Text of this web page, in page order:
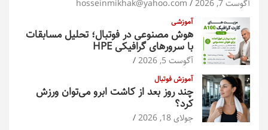
آگوست 7, 2026 hosseinmikhak@yahoo.com
آموزشی
هوش مصنوعی در فوتبال؛ تحلیل مسابقات
با سرورهای گرافیکی HPE
آگوست 5, 2026
آموزش فوتبال
چند روز بعد از کاشت ابرو می‌توان ورزش
کرد؟
جولای 18, 2026